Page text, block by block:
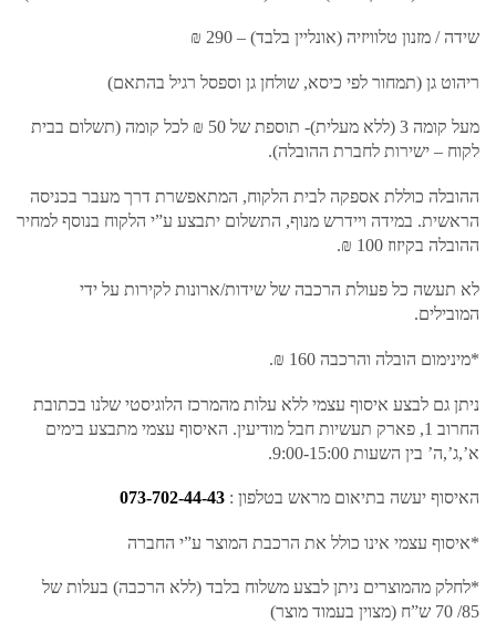
שידה / מזנון טלוויזיה (אונליין בלבד) – 290 ₪
ריהוט גן (תמחור לפי כיסא, שולחן גן וספסל רגיל בהתאם)
מעל קומה 3 (ללא מעלית)- תוספת של 50 ₪ לכל קומה (תשלום בבית
לקוח – ישירות לחברת ההובלה).
ההובלה כוללת אספקה לבית הלקוח, המתאפשרת דרך מעבר בכניסה
הראשית. במידה ויידרש מנוף, התשלום יתבצע ע”י הלקוח בנוסף למחיר
ההובלה בקיזוז 100 ₪.
לא תעשה כל פעולת הרכבה של שידות/ארונות לקירות על ידי
המובילים.
*מינימום הובלה והרכבה 160 ₪.
ניתן גם לבצע איסוף עצמי ללא עלות מהמרכז הלוגיסטי שלנו בכתובת
החרוב 1, פארק תעשיות חבל מודיעין. האיסוף עצמי מתבצע בימים
א’,ג’,ה’ בין השעות 9:00-15:00.
האיסוף יעשה בתיאום מראש בטלפון : 073-702-44-43
*איסוף עצמי אינו כולל את הרכבת המוצר ע”י החברה
*לחלק מהמוצרים ניתן לבצע משלוח בלבד (ללא הרכבה) בעלות של
85/ 70 ש”ח (מצוין בעמוד מוצר)